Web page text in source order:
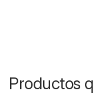
Productos